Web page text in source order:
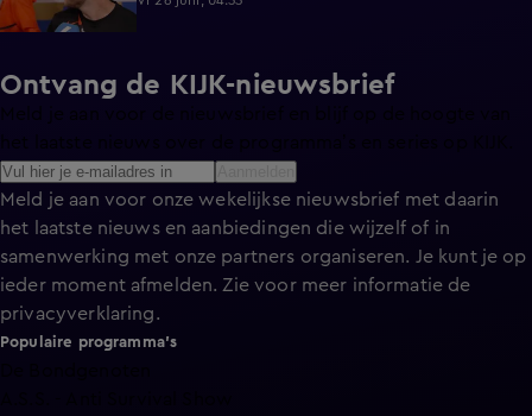
Ontvang de KIJK-nieuwsbrief
Meld je aan voor onze wekelijkse nieuwsbrief met daarin
het laatste nieuws en aanbiedingen die wijzelf of in
samenwerking met onze partners organiseren. Je kunt je op
ieder moment afmelden. Zie voor meer informatie de
privacyverklaring.
Populaire programma's